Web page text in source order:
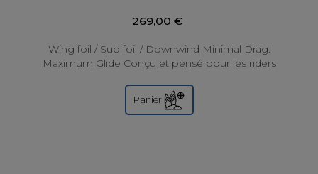
269,00 €
Wing foil / Sup foil / Downwind Minimal Drag.
Maximum Glide Conçu et pensé pour les riders
Panier